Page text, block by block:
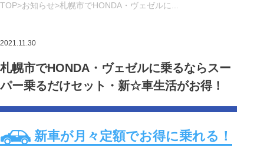
TOP お知らせ 札幌市でHONDA・ヴェゼルに...
2021.11.30
札幌市でHONDA・ヴェゼルに乗るならスー
パー乗るだけセット・新☆車生活がお得！
新車が月々定額でお得に乗れる！